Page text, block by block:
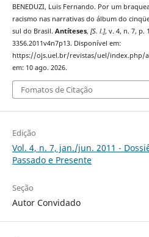
BENEDUZI, Luis Fernando. Por um
racismo nas narrativas do álbum do
sul do Brasil. Antíteses, [S. l.], v. 4, n. 7, p.
3356.2011v4n7p13. Disponível em:
https://ojs.uel.br/revistas/uel/index.php/
em: 10 ago. 2026.
Fomatos de Citação
Edição
Vol. 4, n. 7, jan./jun. 2011 -
Passado e Presente
Seção
Autor Convidado